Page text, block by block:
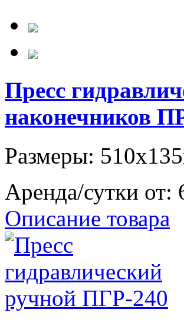
Пресс
наконечников
Размеры:
Аренда/сутки от:
Описание товара